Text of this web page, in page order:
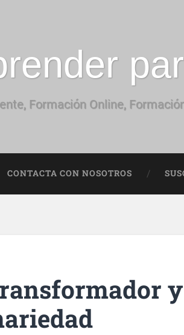
Formación Online,
CONTACTA CON NOSOTROS
y